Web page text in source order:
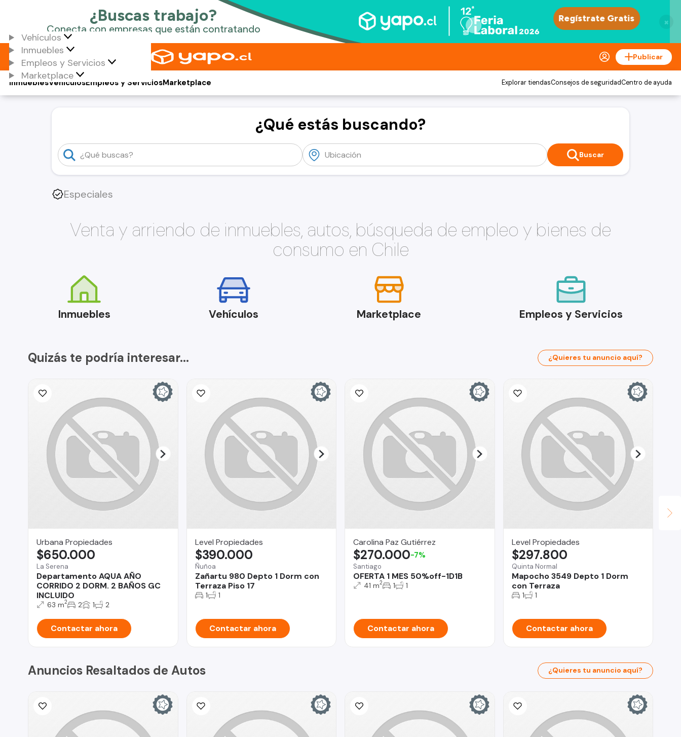
×
Vehículos
Inmuebles
Empleos y Servicios
Marketplace
Publicar
Vehículos
Inmuebles Empleos y ServiciosMarketplace Explorar tiendasConsejos de seguridadCentro de ayuda
¿Qué estás buscando?
Buscar
Especiales
Venta y arriendo de inmuebles, autos, búsqueda de empleo y bienes de
consumo en Chile
Inmuebles Vehículos Marketplace Empleos y Servicios
Quizás te podría interesar... ¿Quieres tu anuncio aquí?
Urbana Propiedades
La Serena
Departamento AQUA AÑO
CORRIDO 2 DORM. 2 BAÑOS GC
INCLUIDO
$650.000
63 m2 2 1 2
Contactar ahora
Level Propiedades
Ñuñoa
Zañartu 980 Depto 1 Dorm con
Terraza Piso 17
$390.000
1 1
Contactar ahora
Carolina Paz Gutiérrez
Santiago
OFERTA 1 MES 50%off-1D1B
$270.000-7%
41 m2 1 1
Contactar ahora
Level Propiedades
Quinta Normal
Mapocho 3549 Depto 1 Dorm
con Terraza
$297.800
1 1
Contactar ahora
Anuncios Resaltados de Autos ¿Quieres tu anuncio aquí?